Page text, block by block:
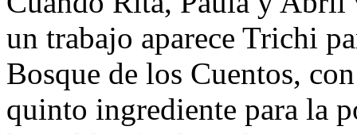
un trabajo aparece Trichi
Bosque de los Cuentos,
quinto ingrediente para la